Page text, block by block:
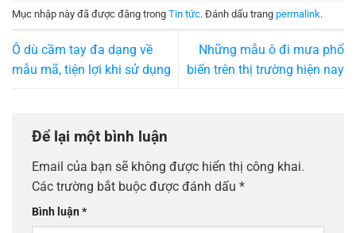
Mục nhập này đã được đăng trong Tin tức. Đánh dấu trang permalink.
Ô dù cầm tay đa dạng về
mẫu mã, tiện lợi khi sử dụng
Những mẫu ô đi mưa phổ
biến trên thị trường hiện nay
Để lại một bình luận
Email của bạn sẽ không được hiển thị công khai.
Các trường bắt buộc được đánh dấu *
Bình luận*